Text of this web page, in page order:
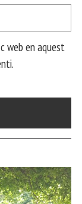
web en aquest